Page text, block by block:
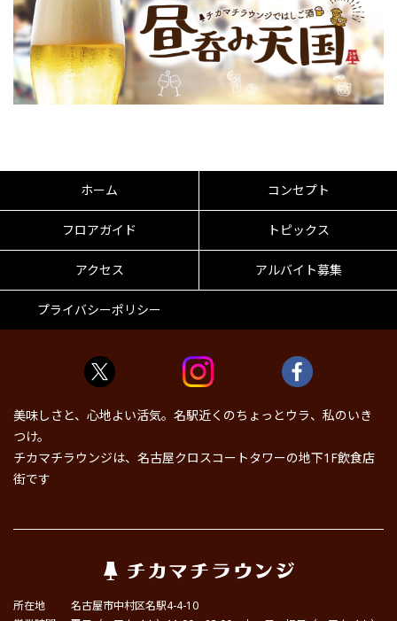
ホーム コンセプト
フロアガイド トピックス
アクセス アルバイト募集
プライバシーポリシー
美味しさと、心地よい活気。名駅近くのちょっとウラ、私のいき
つけ。
チカマチラウンジは、名古屋クロスコートタワーの地下1F飲食店
街です
所在地
名古屋市中村区名駅4-4-10